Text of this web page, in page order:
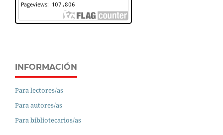
INFORMACIÓN
Para lectores/as
Para autores/as
Para bibliotecarios/as